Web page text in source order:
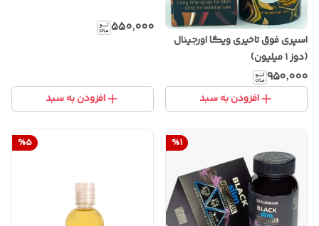
اسپری فوق تاخیری ویگا اورجینال
(دوز ۱ میلیون)
۹۵۰٬۰۰۰
افزودن به سبد
۵۵۰٬۰۰۰
افزودن به سبد
%1
%5